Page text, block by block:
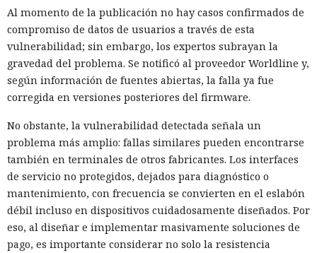
Al momento de la publicación no hay casos confirmados de
compromiso de datos de usuarios a través de esta
vulnerabilidad; sin embargo, los expertos subrayan la
gravedad del problema. Se notificó al proveedor Worldline y,
según información de fuentes abiertas, la falla ya fue
corregida en versiones posteriores del firmware.
No obstante, la vulnerabilidad detectada señala un
problema más amplio: fallas similares pueden encontrarse
también en terminales de otros fabricantes. Los interfaces
de servicio no protegidos, dejados para diagnóstico o
mantenimiento, con frecuencia se convierten en el eslabón
débil incluso en dispositivos cuidadosamente diseñados. Por
eso, al diseñar e implementar masivamente soluciones de
pago, es importante considerar no solo la resistencia